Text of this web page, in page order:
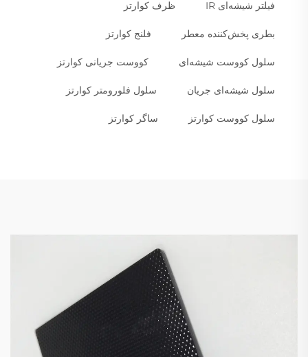
فیلتر شیشه‌ای IR ظرف کوارتز
بطری پخش‌کننده معطر فلنج کوارتز
سلول کووست شیشه‌ای کووست جریانی کوارتز
سلول شیشه‌ای جریان سلول فلورومتر کوارتز
سلول کووست کوارتز ساگر کوارتز